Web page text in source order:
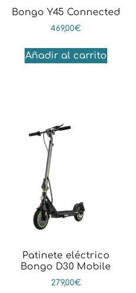
Bongo Y45 Connected
469,00€
Añadir al carrito
Patinete eléctrico
Bongo D30 Mobile
279,00€